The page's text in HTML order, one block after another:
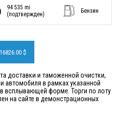
94 535 mi
(подтвержден)
Бензин
16826.00 $
доставки и таможенной очистки,
автомобиля в рамках указанной
всплывающей форме. Торги по лоту
на сайте в демонстрационных